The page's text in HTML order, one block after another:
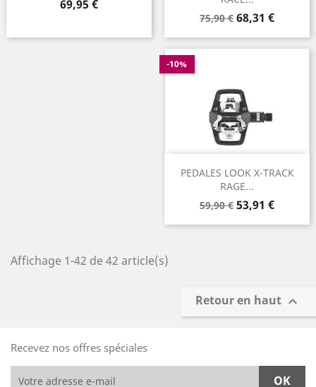
Prix
69,95 €
Prix
base
75,90 € Prix
68,31 €
PEDALES LOOK X-TRACK
RAGE...
Prix
59,90 €
-10%
Prix
53,91 €
Affichage 1-42 de 42 article(s)
Retour en haut 
Recevez nos offres spéciales